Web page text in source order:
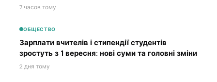
7 часов тому
ОБЩЕСТВО
Зарплати вчителів і стипендії студентів
зростуть з 1 вересня: нові суми та головні зміни
2 дня тому